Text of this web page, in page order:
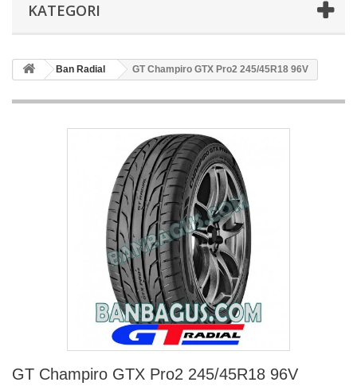
KATEGORI
Ban Radial GT Champiro GTX Pro2 245/45R18 96V
GT Champiro GTX Pro2 245/45R18 96V